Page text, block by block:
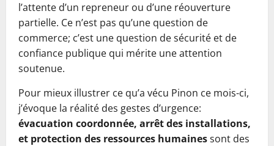
l’attente d’un repreneur ou d’une réouverture
partielle. Ce n’est pas qu’une question de
commerce; c’est une question de sécurité et de
confiance publique qui mérite une attention
soutenue.
Pour mieux illustrer ce qu’a vécu Pinon ce mois-ci,
j’évoque la réalité des gestes d’urgence:
évacuation coordonnée, arrêt des installations,
et protection des ressources humainessont des